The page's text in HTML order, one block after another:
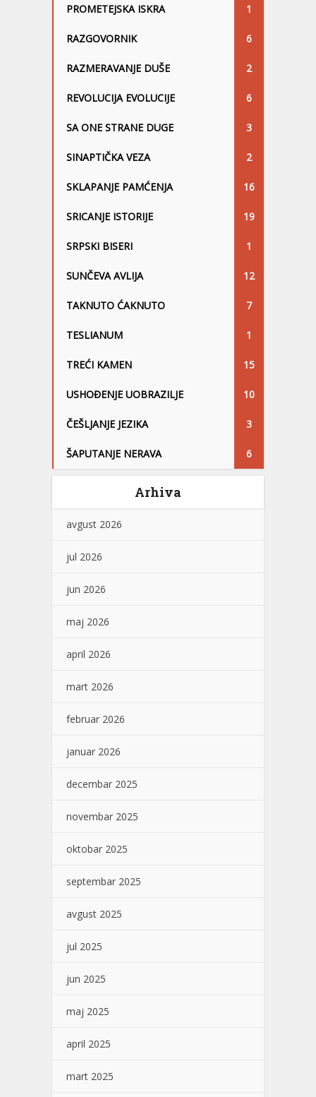
PROMETEJSKA ISKRA 1
RAZGOVORNIK 6
RAZMERAVANJE DUŠE 2
REVOLUCIJA EVOLUCIJE 6
SA ONE STRANE DUGE 3
SINAPTIČKA VEZA 2
SKLAPANJE PAMĆENJA 16
SRICANJE ISTORIJE 19
SRPSKI BISERI 1
SUNČEVA AVLIJA 12
TAKNUTO ĆAKNUTO 7
TESLIANUM 1
TREĆI KAMEN 15
USHOĐENJE UOBRAZILJE 10
ČEŠLJANJE JEZIKA 3
ŠAPUTANJE NERAVA 6
Arhiva
avgust 2026
jul 2026
jun 2026
maj 2026
april 2026
mart 2026
februar 2026
januar 2026
decembar 2025
novembar 2025
oktobar 2025
septembar 2025
avgust 2025
jul 2025
jun 2025
maj 2025
april 2025
mart 2025